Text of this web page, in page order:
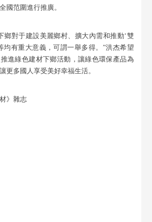
國范圍進行推廣。
鄉對于建設美麗鄉村、擴大內需和推動‘雙
均有重大意義，可謂一舉多得。”洪杰希望
進綠色建材下鄉活動，讓綠色環保產品為
更多國人享受美好幸福生活。
》雜志